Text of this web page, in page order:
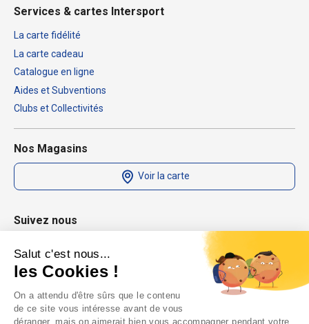
Salut c'est nous...
les Cookies !
On a attendu d'être sûrs que le contenu
de ce site vous intéresse avant de vous
déranger, mais on aimerait bien vous accompagner pendant votre
Services & cartes Intersport
La carte fidélité
La carte cadeau
Catalogue en ligne
Aides et Subventions
Clubs et Collectivités
Nos Magasins
Voir la carte
Suivez nous